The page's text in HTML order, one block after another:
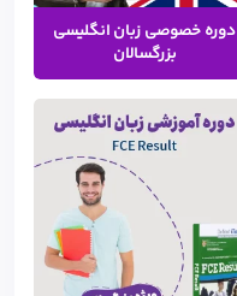
دوره خصوصی زبان انگلیسی
بزرگسالان